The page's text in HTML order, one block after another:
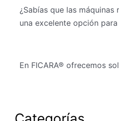
¿Sabías que las
una excelente opción
En FICARA® ofrecemos